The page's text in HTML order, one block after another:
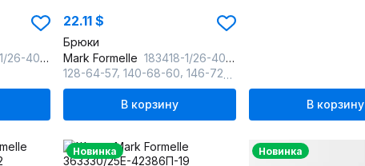
2 неви
22.11 $
Брюки
Mark Formelle 183418-1/26-40621Ц-2 неви
128-64-57, 140-68-60 146-72-63
В корзину В корзину
Новинка Новинка